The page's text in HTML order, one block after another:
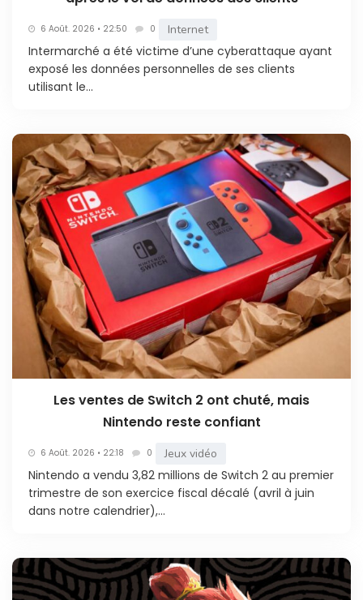
6 Août. 2026 • 22:50 0 Internet
Intermarché a été victime d’une cyberattaque ayant
exposé les données personnelles de ses clients
utilisant le...
Les ventes de Switch 2 ont chuté, mais
Nintendo reste confiant
6 Août. 2026 • 22:18 0 Jeux vidéo
Nintendo a vendu 3,82 millions de Switch 2 au premier
trimestre de son exercice fiscal décalé (avril à juin
dans notre calendrier),...